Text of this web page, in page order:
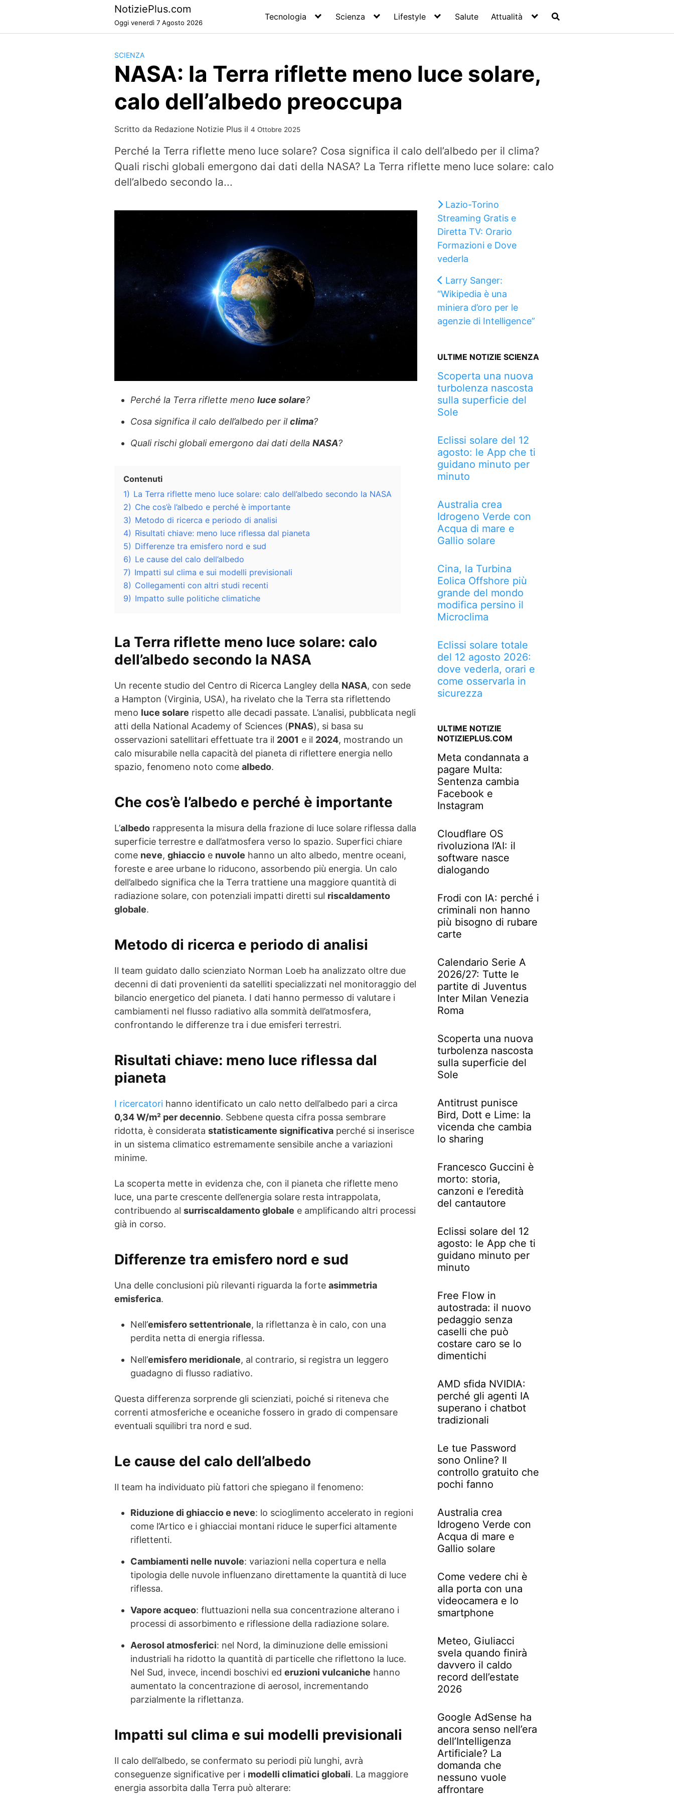
NotiziePlus.com
Oggi venerdì 7 Agosto 2026
Tecnologia Scienza Lifestyle Salute Attualità
SCIENZA
NASA: la Terra riflette meno luce solare,
calo dell’albedo preoccupa
Scritto da Redazione Notizie Plus il 4 Ottobre 2025
Perché la Terra riflette meno luce solare? Cosa significa il calo dell’albedo per il clima?
Quali rischi globali emergono dai dati della NASA? La Terra riflette meno luce solare: calo
dell’albedo secondo la...
Perché la Terra riflette meno luce solare?
Cosa significa il calo dell’albedo per ilclima?
Quali rischi globali emergono dai dati della NASA?
Contenuti
1) La Terra riflette meno luce solare: calo dell’albedo secondo la NASA
2) Che cos’è l’albedo e perché è importante
3) Metodo di ricerca e periodo di analisi
4) Risultati chiave: meno luce riflessa dal pianeta
5) Differenze tra emisfero nord e sud
6) Le cause del calo dell’albedo
7) Impatti sul clima e sui modelli previsionali
8) Collegamenti con altri studi recenti
9) Impatto sulle politiche climatiche
La Terra riflette meno luce solare: calo
dell’albedo secondo la NASA
Un recente studio del Centro di Ricerca Langley della NASA, con sede
a Hampton (Virginia, USA), ha rivelato che la Terra sta riflettendo
meno luce solare rispetto alle decadi passate. L’analisi, pubblicata negli
atti della National Academy of Sciences (PNAS), si basa su
osservazioni satellitari effettuate tra il 2001 e il 2024, mostrando un
calo misurabile nella capacità del pianeta di riflettere energia nello
spazio, fenomeno noto come albedo.
Che cos’è l’albedo e perché è importante
L’albedo rappresenta la misura della frazione di luce solare riflessa dalla
superficie terrestre e dall’atmosfera verso lo spazio. Superfici chiare
come neve, ghiaccio e nuvole hanno un alto albedo, mentre oceani,
foreste e aree urbane lo riducono, assorbendo più energia. Un calo
dell’albedo significa che la Terra trattiene una maggiore quantità di
radiazione solare, con potenziali impatti diretti sul riscaldamento
globale.
Metodo di ricerca e periodo di analisi
Il team guidato dallo scienziato Norman Loeb ha analizzato oltre due
decenni di dati provenienti da satelliti specializzati nel monitoraggio del
bilancio energetico del pianeta. I dati hanno permesso di valutare i
cambiamenti nel flusso radiativo alla sommità dell’atmosfera,
confrontando le differenze tra i due emisferi terrestri.
Risultati chiave: meno luce riflessa dal
pianeta
I ricercatori hanno identificato un calo netto dell’albedo pari a circa
0,34 W/m² per decennio. Sebbene questa cifra possa sembrare
ridotta, è considerata statisticamente significativa perché si inserisce
in un sistema climatico estremamente sensibile anche a variazioni
minime.
La scoperta mette in evidenza che, con il pianeta che riflette meno
luce, una parte crescente dell’energia solare resta intrappolata,
contribuendo al surriscaldamento globale e amplificando altri processi
già in corso.
Differenze tra emisfero nord e sud
Una delle conclusioni più rilevanti riguarda la forte asimmetria
emisferica.
Nell’emisfero settentrionale, la riflettanza è in calo, con una
perdita netta di energia riflessa.
Nell’emisfero meridionale, al contrario, si registra un leggero
guadagno di flusso radiativo.
Questa differenza sorprende gli scienziati, poiché si riteneva che
correnti atmosferiche e oceaniche fossero in grado di compensare
eventuali squilibri tra nord e sud.
Le cause del calo dell’albedo
Il team ha individuato più fattori che spiegano il fenomeno:
Riduzione di ghiaccio e neve: lo scioglimento accelerato in regioni
come l’Artico e i ghiacciai montani riduce le superfici altamente
riflettenti.
Cambiamenti nelle nuvole: variazioni nella copertura e nella
tipologia delle nuvole influenzano direttamente la quantità di luce
riflessa.
Vapore acqueo: fluttuazioni nella sua concentrazione alterano i
processi di assorbimento e riflessione della radiazione solare.
Aerosol atmosferici: nel Nord, la diminuzione delle emissioni
industriali ha ridotto la quantità di particelle che riflettono la luce.
Nel Sud, invece, incendi boschivi ed eruzioni vulcaniche hanno
aumentato la concentrazione di aerosol, incrementando
parzialmente la riflettanza.
Impatti sul clima e sui modelli previsionali
Il calo dell’albedo, se confermato su periodi più lunghi, avrà
conseguenze significative per i modelli climatici globali. La maggiore
energia assorbita dalla Terra può alterare:
Lazio-Torino
Streaming Gratis e
Diretta TV: Orario
Formazioni e Dove
vederla
Larry Sanger:
“Wikipedia è una
miniera d’oro per le
agenzie di Intelligence”
ULTIME NOTIZIE SCIENZA
Scoperta una nuova
turbolenza nascosta
sulla superficie del
Sole
Eclissi solare del 12
agosto: le App che ti
guidano minuto per
minuto
Australia crea
Idrogeno Verde con
Acqua di mare e
Gallio solare
Cina, la Turbina
Eolica Offshore più
grande del mondo
modifica persino il
Microclima
Eclissi solare totale
del 12 agosto 2026:
dove vederla, orari e
come osservarla in
sicurezza
ULTIME NOTIZIE
NOTIZIEPLUS.COM
Meta condannata a
pagare Multa:
Sentenza cambia
Facebook e
Instagram
Cloudflare OS
rivoluziona l’AI: il
software nasce
dialogando
Frodi con IA: perché i
criminali non hanno
più bisogno di rubare
carte
Calendario Serie A
2026/27: Tutte le
partite di Juventus
Inter Milan Venezia
Roma
Scoperta una nuova
turbolenza nascosta
sulla superficie del
Sole
Antitrust punisce
Bird, Dott e Lime: la
vicenda che cambia
lo sharing
Francesco Guccini è
morto: storia,
canzoni e l’eredità
del cantautore
Eclissi solare del 12
agosto: le App che ti
guidano minuto per
minuto
Free Flow in
autostrada: il nuovo
pedaggio senza
caselli che può
costare caro se lo
dimentichi
AMD sfida NVIDIA:
perché gli agenti IA
superano i chatbot
tradizionali
Le tue Password
sono Online? Il
controllo gratuito che
pochi fanno
Australia crea
Idrogeno Verde con
Acqua di mare e
Gallio solare
Come vedere chi è
alla porta con una
videocamera e lo
smartphone
Meteo, Giuliacci
svela quando finirà
davvero il caldo
record dell’estate
2026
Google AdSense ha
ancora senso nell’era
dell’Intelligenza
Artificiale? La
domanda che
nessuno vuole
affrontare